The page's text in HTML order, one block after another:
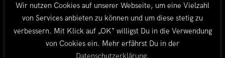
Wir nutzen Cookies auf unserer Webseite, um eine Vielzahl
von Services anbieten zu können und um diese stetig zu
verbessern. Mit Klick auf „OK“ willigst Du in die Verwendung
von Cookies ein. Mehr erfährst Du in der
Datenschutzerklärung.